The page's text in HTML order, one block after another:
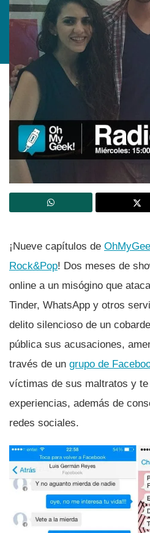
¡Nueve capí­tulos de
Rock&Pop! Dos meses de
online a un misógino que
Tinder, WhatsApp y otros
delito silencioso de un
pública sus acusaciones,
través de un grupo de
ví­ctimas de sus maltratos y
experiencias, además de
redes sociales.